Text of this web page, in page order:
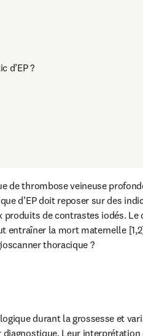
d’EP ?
de thrombose veineuse
d’EP doit reposer sur des
de contrastes iodés. Le
la mort maternelle
thoracique ?
durant la grossesse et
Leur